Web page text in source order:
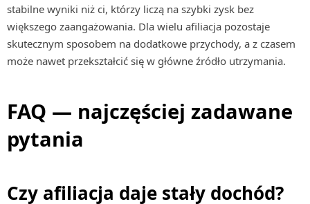
stabilne wyniki niż ci, którzy liczą na szybki zysk bez
większego zaangażowania. Dla wielu afiliacja pozostaje
skutecznym sposobem na dodatkowe przychody, a z czasem
może nawet przekształcić się w główne źródło utrzymania.
FAQ — najczęściej zadawane
pytania
Czy afiliacja daje stały dochód?